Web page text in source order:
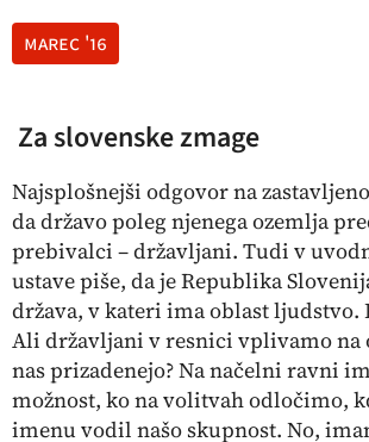
marec '16
Za slovenske zmage
Najsplošnejši odgovor na
da državo poleg njenega ozemlja
prebivalci – državljani. Tudi v
ustave piše, da je Republika
država, v kateri ima oblast ljudstvo.
Ali državljani v resnici vplivamo na
nas prizadenejo? Na načelni ravni
možnost, ko na volitvah odločimo,
imenu vodil našo skupnost. No,